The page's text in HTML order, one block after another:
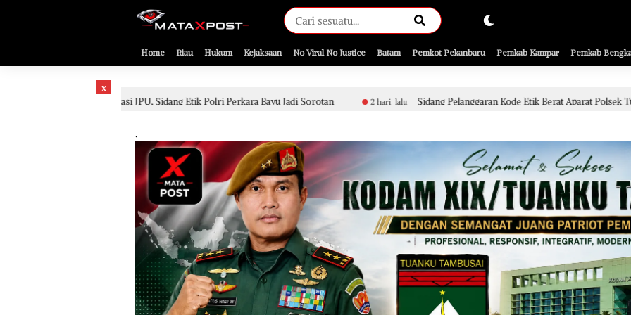
[gnpub_google_news_follow]
Home Riau Hukum Kejaksaan No Viral No Justice Batam Pemkot Pekanbaru Pemkab Kampar Pemkab
x
Evaluasi JPU, Sidang Etik Polri Perkara Bayu Jadi Sorotan 2 hari lalu Sidang Pelanggaran Kode Etik Berat Aparat Polsek Tualang Terkait
.